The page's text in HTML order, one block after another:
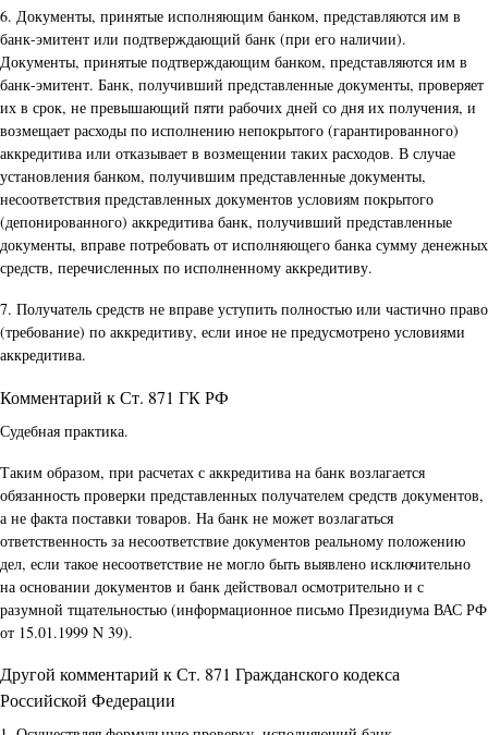
6. Документы, принятые исполняющим банком, представляются им в
банк-эмитент или подтверждающий банк (при его наличии).
Документы, принятые подтверждающим банком, представляются им в
банк-эмитент. Банк, получивший представленные документы, проверяет
их в срок, не превышающий пяти рабочих дней со дня их получения, и
возмещает расходы по исполнению непокрытого (гарантированного)
аккредитива или отказывает в возмещении таких расходов. В случае
установления банком, получившим представленные документы,
несоответствия представленных документов условиям покрытого
(депонированного) аккредитива банк, получивший представленные
документы, вправе потребовать от исполняющего банка сумму денежных
средств, перечисленных по исполненному аккредитиву.
7. Получатель средств не вправе уступить полностью или частично право
(требование) по аккредитиву, если иное не предусмотрено условиями
аккредитива.
Комментарий к Ст. 871 ГК РФ
Судебная практика.
Таким образом, при расчетах с аккредитива на банк возлагается
обязанность проверки представленных получателем средств документов,
а не факта поставки товаров. На банк не может возлагаться
ответственность за несоответствие документов реальному положению
дел, если такое несоответствие не могло быть выявлено исключительно
на основании документов и банк действовал осмотрительно и с
разумной тщательностью (информационное письмо Президиума ВАС РФ
от 15.01.1999 N 39).
Другой комментарий к Ст. 871 Гражданского кодекса
Российской Федерации